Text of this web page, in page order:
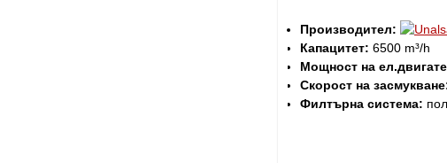
Производител:
Капацитет: 6500 m³/h
Мощност на
Скорост на
Филтърна система: